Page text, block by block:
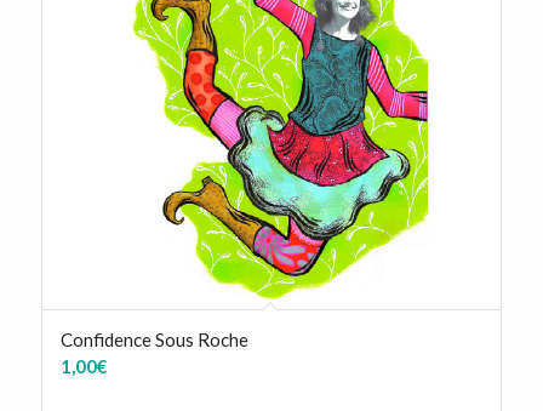
Confidence Sous Roche
1,00€